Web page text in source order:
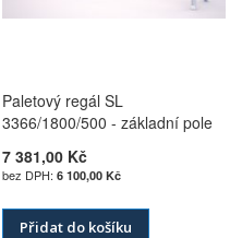
Paletový regál SL
3366/1800/500 - základní pole
7 381,00 Kč
6 100,00 Kč
Přidat do košíku